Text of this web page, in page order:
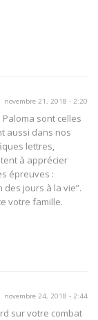
novembre 21, 2018 - 2:20
sont celles
aussi dans nos
lettres,
à apprécier
épreuves :
jours à la vie”.
votre famille.
novembre 24, 2018 - 2:44
sur votre combat